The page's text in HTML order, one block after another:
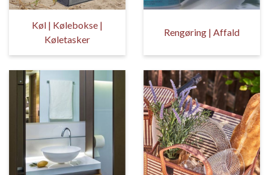
Køl | Kølebokse |
Køletasker
Rengøring | Affald